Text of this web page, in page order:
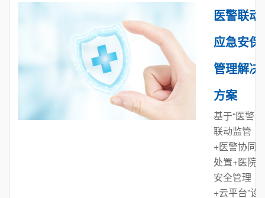
医警联动
应急安保
管理解决
方案
基于“医警
联动监管
+医警协同
处置+医院
安全管理
+云平台”设